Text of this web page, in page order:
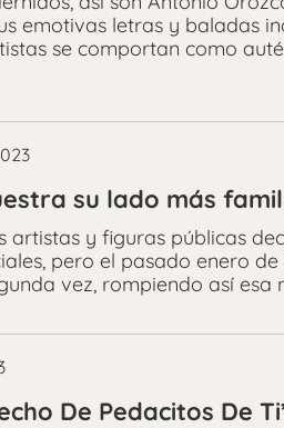
emotivas letras y baladas
se comportan como
su lado más
artistas y figuras públicas
pero el pasado enero
vez, rompiendo así esa
De Pedacitos De